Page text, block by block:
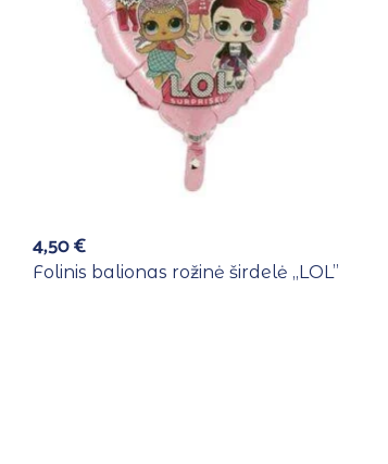
4,50€
Folinis balionas rožinė širdelė ,,LOL”